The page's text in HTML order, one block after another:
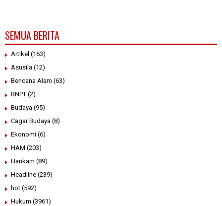
SEMUA BERITA
Artikel (163)
Asusila (12)
Bencana Alam (63)
BNPT (2)
Budaya (95)
Cagar Budaya (8)
Ekonomi (6)
HAM (203)
Hankam (89)
Headline (239)
hot (592)
Hukum (3961)